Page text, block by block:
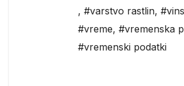
, #varstvo rastlin,
#vreme, #vremenska
#vremenski podatki